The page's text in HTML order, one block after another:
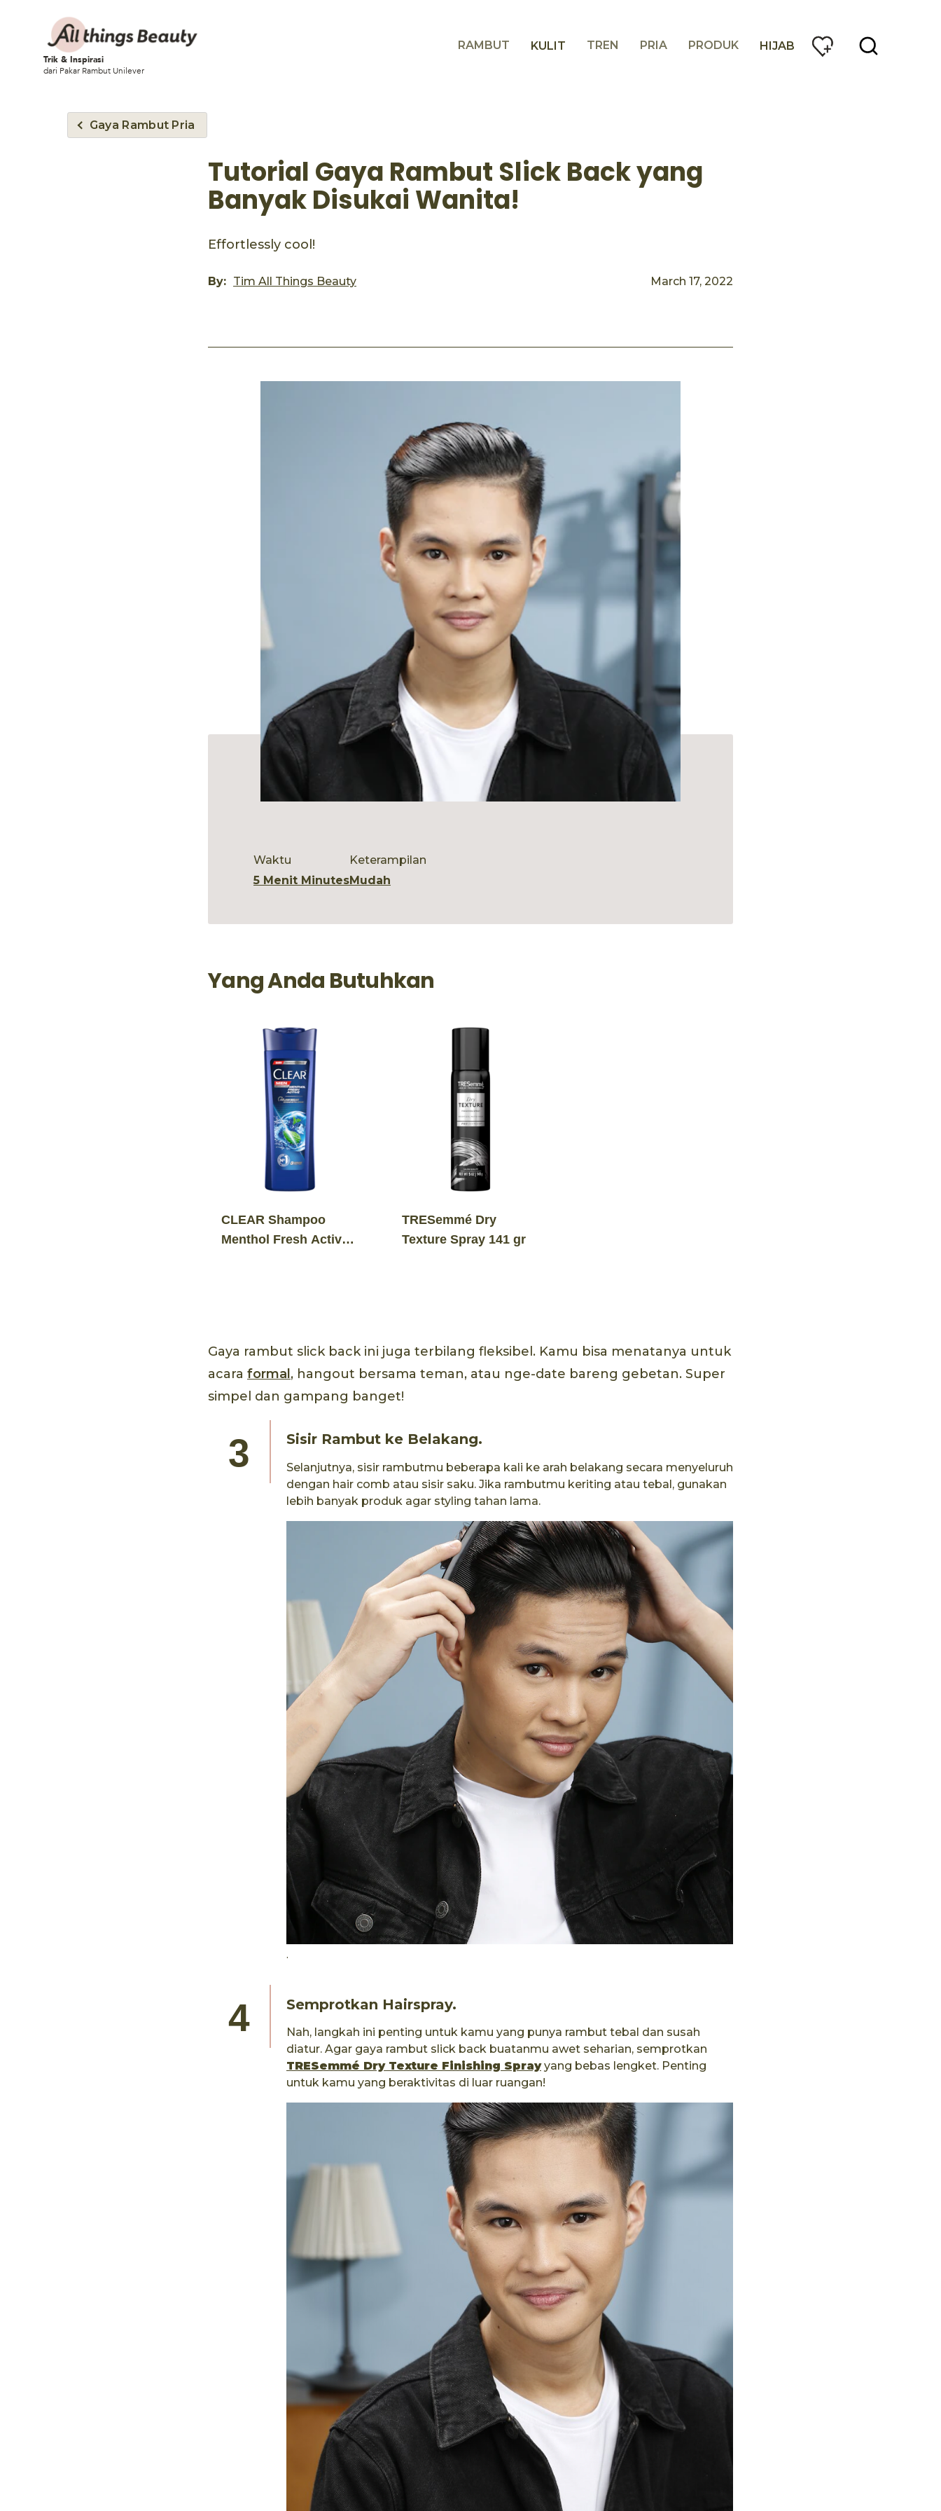
Trik & Inspirasi
dari Pakar Rambut Unilever
RAMBUT KULIT TREN PRIA PRODUK HIJAB
Gaya Rambut Pria
Tutorial Gaya Rambut Slick Back yang
Banyak Disukai Wanita!
Effortlessly cool!
By: Tim All Things Beauty March 17, 2022
Waktu
5 Menit Minutes
Keterampilan
Mudah
Yang Anda Butuhkan
CLEAR Shampoo
Menthol Fresh Active
TRESemmé Dry
Texture Spray 141 gr
Gaya rambut slick back ini juga terbilang fleksibel. Kamu bisa menatanya untuk
acara formal , hangout bersama teman, atau nge-date bareng gebetan. Super
simpel dan gampang banget!
Sisir Rambut ke Belakang.
Selanjutnya, sisir rambutmu beberapa kali ke arah belakang secara menyeluruh
dengan hair comb atau sisir saku. Jika rambutmu keriting atau tebal, gunakan
lebih banyak produk agar styling tahan lama.
.
Semprotkan Hairspray.
Nah, langkah ini penting untuk kamu yang punya rambut tebal dan susah
diatur. Agar gaya rambut slick back buatanmu awet seharian, semprotkan
TRESemmé Dry Texture Finishing Sprayyang bebas lengket. Penting
untuk kamu yang beraktivitas di luar ruangan!